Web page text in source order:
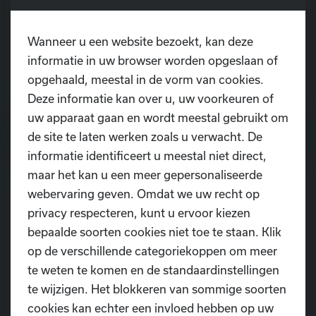
school is een grote stap. Plots wordt er van
kinderen verwacht dat ze langer hun aandacht
kunnen vasthouden, instructies volgen,
zelfstandig taken uitvoeren en hun plaats
vinden binnen een groep.
LEES MEER
Wanneer u een website bezoekt, kan deze
informatie in uw browser worden opgeslaan of
opgehaald, meestal in de vorm van cookies.
Deze informatie kan over u, uw voorkeuren of
uw apparaat gaan en wordt meestal gebruikt om
de site te laten werken zoals u verwacht. De
informatie identificeert u meestal niet direct,
maar het kan u een meer gepersonaliseerde
webervaring geven. Omdat we uw recht op
privacy respecteren, kunt u ervoor kiezen
bepaalde soorten cookies niet toe te staan. Klik
op de verschillende categoriekoppen om meer
te weten te komen en de standaardinstellingen
te wijzigen. Het blokkeren van sommige soorten
cookies kan echter een invloed hebben op uw